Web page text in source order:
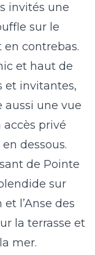
invités une
sur le
en contrebas.
et haut de
et invitantes,
aussi une vue
accès privé
dessous.
de Pointe
sur
et l’Anse des
la terrasse et
mer.